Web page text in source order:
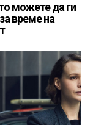
можете да ги
време на